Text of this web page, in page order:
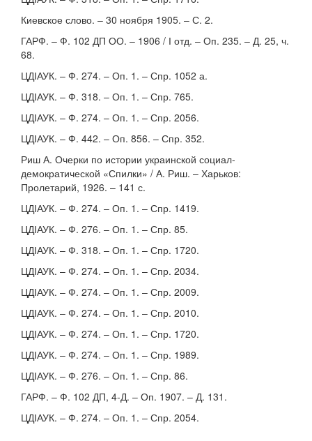
Киевское слово. – 30 ноября 1905. – С. 2.
ГАРФ. – Ф. 102 ДП ОО. – 1906 / І отд. – Оп. 235. – Д. 25, ч.
68.
ЦДІАУК. – Ф. 274. – Оп. 1. – Спр. 1052 а.
ЦДІАУК. – Ф. 318. – Оп. 1. – Спр. 765.
ЦДІАУК. – Ф. 274. – Оп. 1. – Спр. 2056.
ЦДІАУК. – Ф. 442. – Оп. 856. – Спр. 352.
Риш А. Очерки по истории украинской социал-
демократической «Спилки» / А. Риш. – Харьков:
Пролетарий, 1926. – 141 с.
ЦДІАУК. – Ф. 274. – Оп. 1. – Спр. 1419.
ЦДІАУК. – Ф. 276. – Оп. 1. – Спр. 85.
ЦДІАУК. – Ф. 318. – Оп. 1. – Спр. 1720.
ЦДІАУК. – Ф. 274. – Оп. 1. – Спр. 2034.
ЦДІАУК. – Ф. 274. – Оп. 1. – Спр. 2009.
ЦДІАУК. – Ф. 274. – Оп. 1. – Спр. 2010.
ЦДІАУК. – Ф. 274. – Оп. 1. – Спр. 1720.
ЦДІАУК. – Ф. 274. – Оп. 1. – Спр. 1989.
ЦДІАУК. – Ф. 276. – Оп. 1. – Спр. 86.
ГАРФ. – Ф. 102 ДП, 4-Д. – Оп. 1907. – Д. 131.
ЦДІАУК. – Ф. 274. – Оп. 1. – Спр. 2054.